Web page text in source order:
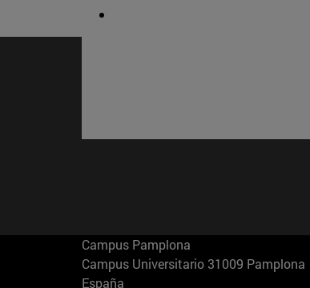
Campus Pamplona
Campus Universitario 31009 Pamplona
España